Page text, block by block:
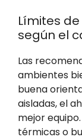
Límites
según el
Las
ambientes
buena
aisladas, el
mejor
térmicas o